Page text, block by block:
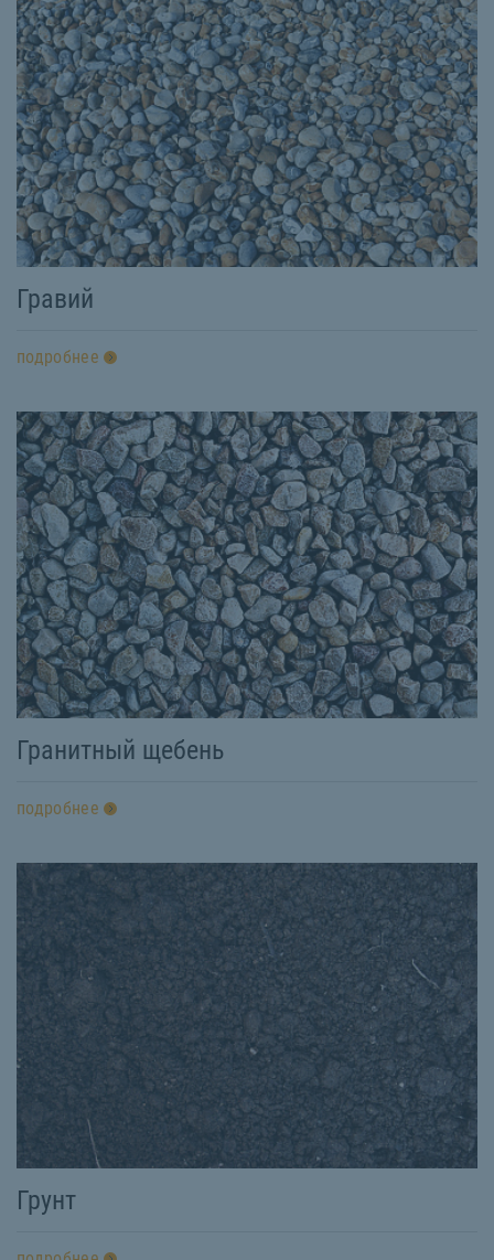
Гравий
подробнее
Гранитный щебень
подробнее
Грунт